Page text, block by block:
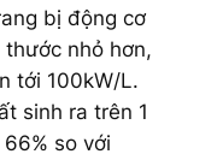
bị động cơ
thước nhỏ hơn,
tới 100kW/L.
sinh ra trên 1
so với